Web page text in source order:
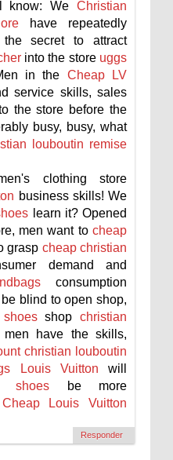
know: We Christian
have repeatedly
the secret to attract
into the store uggs
in the Cheap LV
service skills, sales
the store before the
busy, busy, what
louboutin remise
clothing store
business skills! We
learn it? Opened
men want to cheap
grasp cheap christian
demand and
consumption
blind to open shop,
shopchristian
men have the skills,
christian louboutin
Louis Vuitton will
shoes be more
Cheap Louis Vuitton
Responder